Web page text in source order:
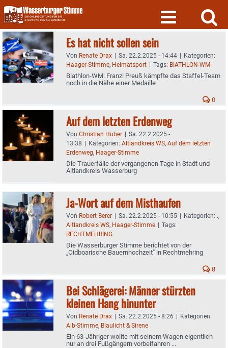
Skip
to
content
Es hat nicht sollen sein
Von Renate Drax | Sa. 22.2.2025 - 14:44 | Kategorien:
Haager-Stimme, Heimatsport | Tags: BIATHLON-WM
Biathlon-WM: Franzi Preuß kämpfte das Staffel-Team
noch in die Nähe einer Medaille
0
Auf dem letzten Erdenweg
Von Christian Huber | Sa. 22.2.2025 -
13:38 | Kategorien: Altlandkreis WS, Auf dem letzten
Erdenweg, Haager-Stimme
Die Trauerfälle der vergangenen Tage in Stadt und
Altlandkreis Wasserburg
Ja-Wort auf dem Misthaufen
Von Robert Berer | Sa. 22.2.2025 - 10:55 | Kategorien: .,
Altlandkreis WS, Haager-Stimme | Tags:
RECHTMEHRING
Die Wasserburger Stimme berichtet von der
„Oidboarische Bauernhochzeit" in Rechtmehring
8
Bei Schlägerei: Männer stürzten
kleinen Hang hinunter
Von Renate Drax | Sa. 22.2.2025 - 8:26 | Kategorien:
Aib-Stimme, Blaulicht & Sirene
Ein 63-Jähriger wollte mit seinem Wagen eigentlich
nur an drei Fußgängern vorbeifahren ...